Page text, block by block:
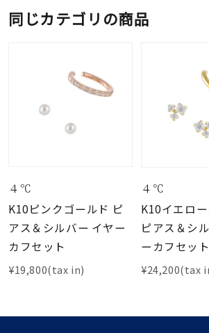
同じカテゴリの商品
４℃
K10ピンクゴールド ピ
アス＆シルバー イヤー
カフセット
¥19,800(tax in)
４℃
K10イエロ
ピアス＆シ
ーカフセット
¥24,200(tax